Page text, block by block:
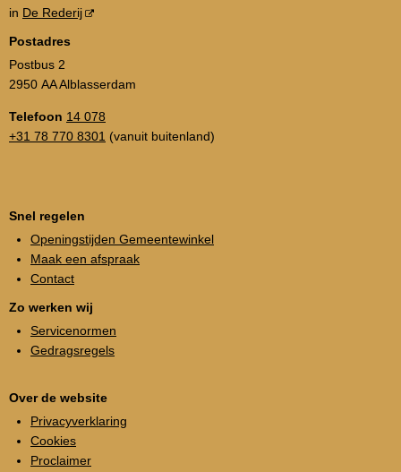
in De Rederij
Postadres
Postbus 2
2950 AA Alblasserdam
Telefoon 14 078
+31 78 770 8301 (vanuit buitenland)
Snel regelen
Openingstijden Gemeentewinkel
Maak een afspraak
Contact
Zo werken wij
Servicenormen
Gedragsregels
Over de website
Privacyverklaring
Cookies
Proclaimer